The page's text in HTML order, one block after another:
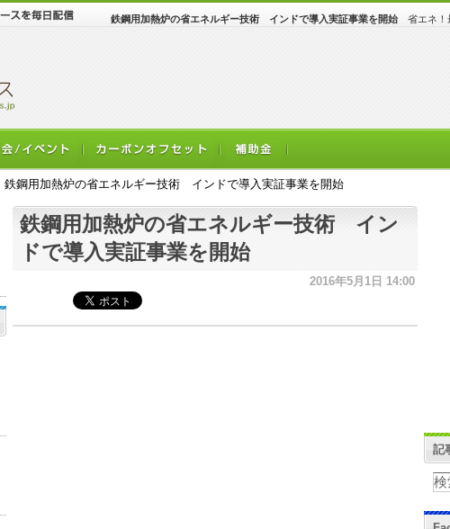
省エネ！
鉄鋼用加熱炉の省エネルギー技術 インドで導入実証事業を開始
鉄鋼用加熱炉の省エネルギー技術 インドで導入実証事業を開始
鉄鋼用加熱炉の省エネルギー技術 イン
ドで導入実証事業を開始
2016年5月1日 14:00
記